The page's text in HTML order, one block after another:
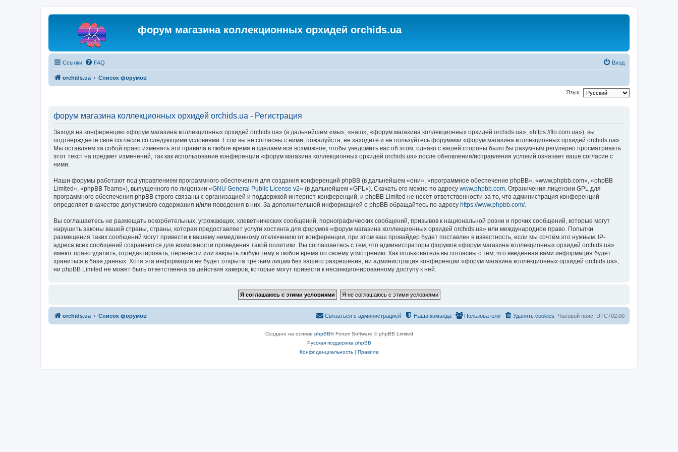
форум магазина коллекционных орхидей orchids.ua
Ссылки FAQ Вход
orchids.ua Список форумов
Язык:
форум магазина коллекционных орхидей orchids.ua - Регистрация
Заходя на конференцию «форум магазина коллекционных орхидей orchids.ua» (в дальнейшем «мы», «наш», «форум магазина коллекционных орхидей orchids.ua», «https://flo.com.ua»), вы
подтверждаете своё согласие со следующими условиями. Если вы не согласны с ними, пожалуйста, не заходите и не пользуйтесь форумами «форум магазина коллекционных орхидей orchids.ua».
Мы оставляем за собой право изменять эти правила в любое время и сделаем всё возможное, чтобы уведомить вас об этом, однако с вашей стороны было бы разумным регулярно просматривать
этот текст на предмет изменений, так как использование конференции «форум магазина коллекционных орхидей orchids.ua» после обновления/исправления условий означает ваше согласие с
ними.
Наши форумы работают под управлением программного обеспечения для создания конференций phpBB (в дальнейшем «они», «программное обеспечение phpBB», «www.phpbb.com», «phpBB
Limited», «phpBB Teams»), выпущенного по лицензии «GNU General Public License v2» (в дальнейшем «GPL»). Скачать его можно по адресу www.phpbb.com . Ограничения лицензии GPL для
программного обеспечения phpBB строго связаны с организацией и поддержкой интернет-конференций, и phpBB Limited не несёт ответственности за то, что администрация конференций
определяет в качестве допустимого содержания и/или поведения в них. За дополнительной информацией о phpBB обращайтесь по адресу https://www.phpbb.com/.
Вы соглашаетесь не размещать оскорбительных, угрожающих, клеветнических сообщений, порнографических сообщений, призывов к национальной розни и прочих сообщений, которые могут
нарушить законы вашей страны, страны, которая предоставляет услуги хостинга для форумов «форум магазина коллекционных орхидей orchids.ua» или международное право. Попытки
размещения таких сообщений могут привести к вашему немедленному отключению от конференции, при этом ваш провайдер будет поставлен в известность, если мы сочтём это нужным. IP-
адреса всех сообщений сохраняются для возможности проведения такой политики. Вы соглашаетесь с тем, что администраторы форумов «форум магазина коллекционных орхидей orchids.ua»
имеют право удалить, отредактировать, перенести или закрыть любую тему в любое время по своему усмотрению. Как пользователь вы согласны с тем, что введённая вами информация будет
храниться в базе данных. Хотя эта информация не будет открыта третьим лицам без вашего разрешения, ни администрация конференции «форум магазина коллекционных орхидей orchids.ua»,
ни phpBB Limited не может быть ответственна за действия хакеров, которые могут привести к несанкционированному доступу к ней.
orchids.ua Список форумов Часовой пояс: UTC+02:00
Удалить cookies
Пользователи
Наша команда
Связаться с администрацией
Создано на основе phpBB® Forum Software © phpBB Limited
Русская поддержка phpBB
Конфиденциальность| Правила